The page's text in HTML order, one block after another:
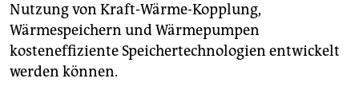
Nutzung von Kraft-Wärme-Kopplung,
Wärmespeichern und Wärmepumpen
kosteneffiziente Speichertechnologien entwickelt
werden können.